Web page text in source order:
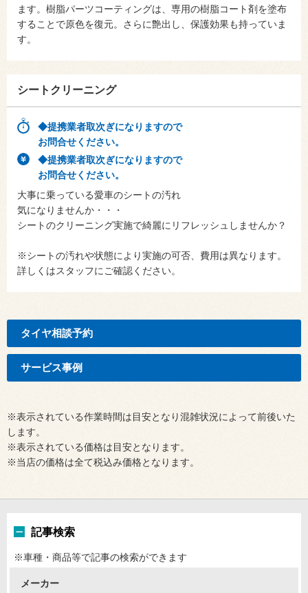
ます。樹脂パーツコーティングは、専用の樹脂コート剤を塗布
することで原色を復元。さらに艶出し、保護効果も持っていま
す。
シートクリーニング
◆提携業者取次ぎになりますので
お問合せください。
◆提携業者取次ぎになりますので
お問合せください。
大事に乗っている愛車のシートの汚れ
気になりませんか・・・
シートのクリーニング実施で綺麗にリフレッシュしませんか？
※シートの汚れや状態により実施の可否、費用は異なります。
詳しくはスタッフにご確認ください。
タイヤ相談予約
サービス事例
※表示されている作業時間は目安となり混雑状況によって前後いた
します。
※表示されている価格は目安となります。
※当店の価格は全て税込み価格となります。
記事検索
※車種・商品等で記事の検索ができます
メーカー